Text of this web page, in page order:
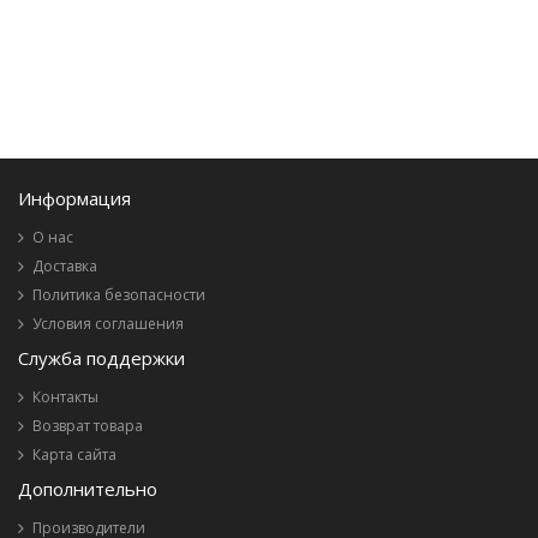
Информация
О нас
Доставка
Политика безопасности
Условия соглашения
Служба поддержки
Контакты
Возврат товара
Карта сайта
Дополнительно
Производители